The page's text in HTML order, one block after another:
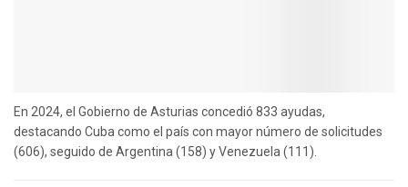
En 2024, el Gobierno de Asturias concedió 833 ayudas,
destacando Cuba como el país con mayor número de solicitudes
(606), seguido de Argentina (158) y Venezuela (111).